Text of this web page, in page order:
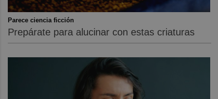
Parece ciencia ficción
Prepárate para alucinar con estas criaturas